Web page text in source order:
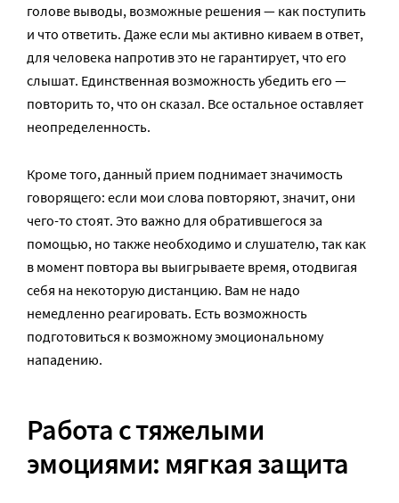
голове выводы, возможные решения — как поступить
и что ответить. Даже если мы активно киваем в ответ,
для человека напротив это не гарантирует, что его
слышат. Единственная возможность убедить его —
повторить то, что он сказал. Все остальное оставляет
неопределенность.
Кроме того, данный прием поднимает значимость
говорящего: если мои слова повторяют, значит, они
чего-то стоят. Это важно для обратившегося за
помощью, но также необходимо и слушателю, так как
в момент повтора вы выигрываете время, отодвигая
себя на некоторую дистанцию. Вам не надо
немедленно реагировать. Есть возможность
подготовиться к возможному эмоциональному
нападению.
Работа с тяжелыми
эмоциями: мягкая защита